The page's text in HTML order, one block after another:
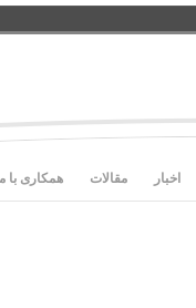
اخبار مقالات همکاری با